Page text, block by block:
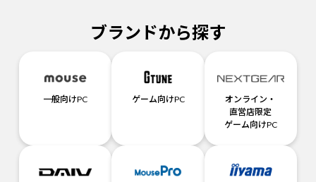
ブランドから探す
一般向けPC ゲーム向けPC
オンライン・
直営店限定
ゲーム向けPC